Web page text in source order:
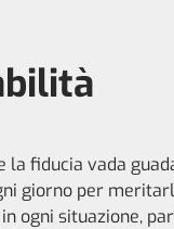
la fiducia vada
giorno per
ogni situazione,